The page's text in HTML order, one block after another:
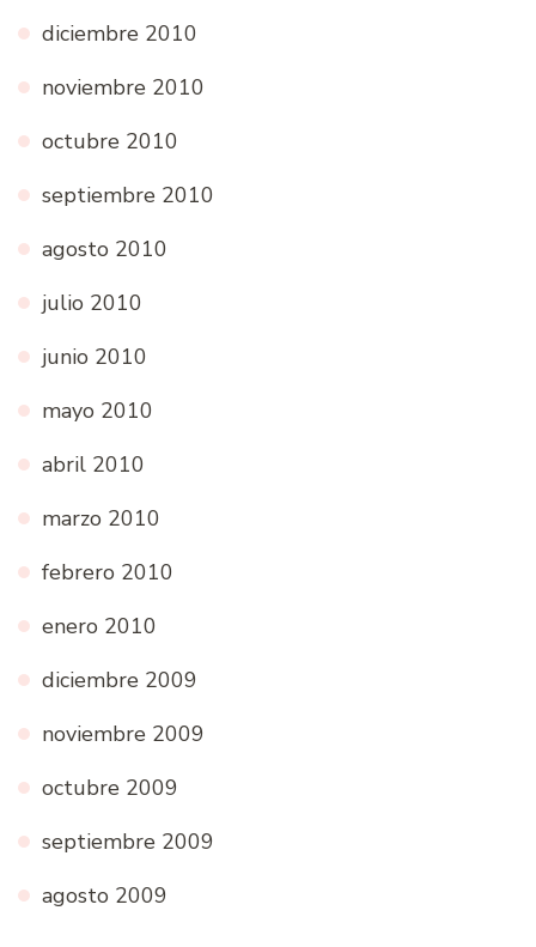
diciembre 2010
noviembre 2010
octubre 2010
septiembre 2010
agosto 2010
julio 2010
junio 2010
mayo 2010
abril 2010
marzo 2010
febrero 2010
enero 2010
diciembre 2009
noviembre 2009
octubre 2009
septiembre 2009
agosto 2009